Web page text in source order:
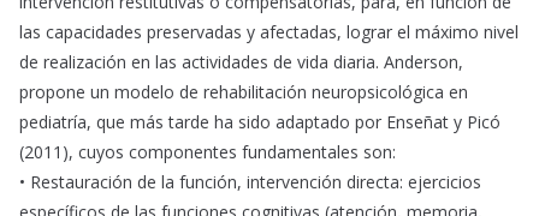
las capacidades preservadas y afectadas, lograr el máximo nivel
de realización en las actividades de vida diaria. Anderson,
propone un modelo de rehabilitación neuropsicológica en
pediatría, que más tarde ha sido adaptado por Enseñat y Picó
(2011), cuyos componentes fundamentales son:
• Restauración de la función, intervención directa: ejercicios